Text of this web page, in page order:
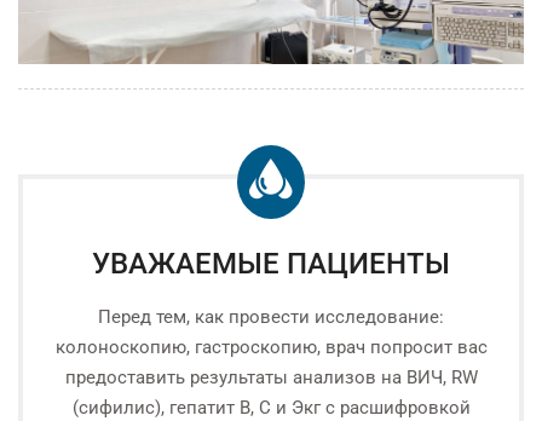
УВАЖАЕМЫЕ ПАЦИЕНТЫ
Перед тем, как провести исследование:
колоноскопию, гастроскопию, врач попросит вас
предоставить результаты анализов на ВИЧ, RW
(сифилис), гепатит В, С и Экг с расшифровкой